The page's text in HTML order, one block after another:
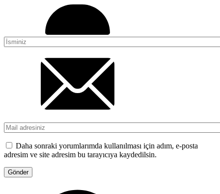
Daha sonraki yorumlarımda kullanılması için adım, e-posta
adresim ve site adresim bu tarayıcıya kaydedilsin.